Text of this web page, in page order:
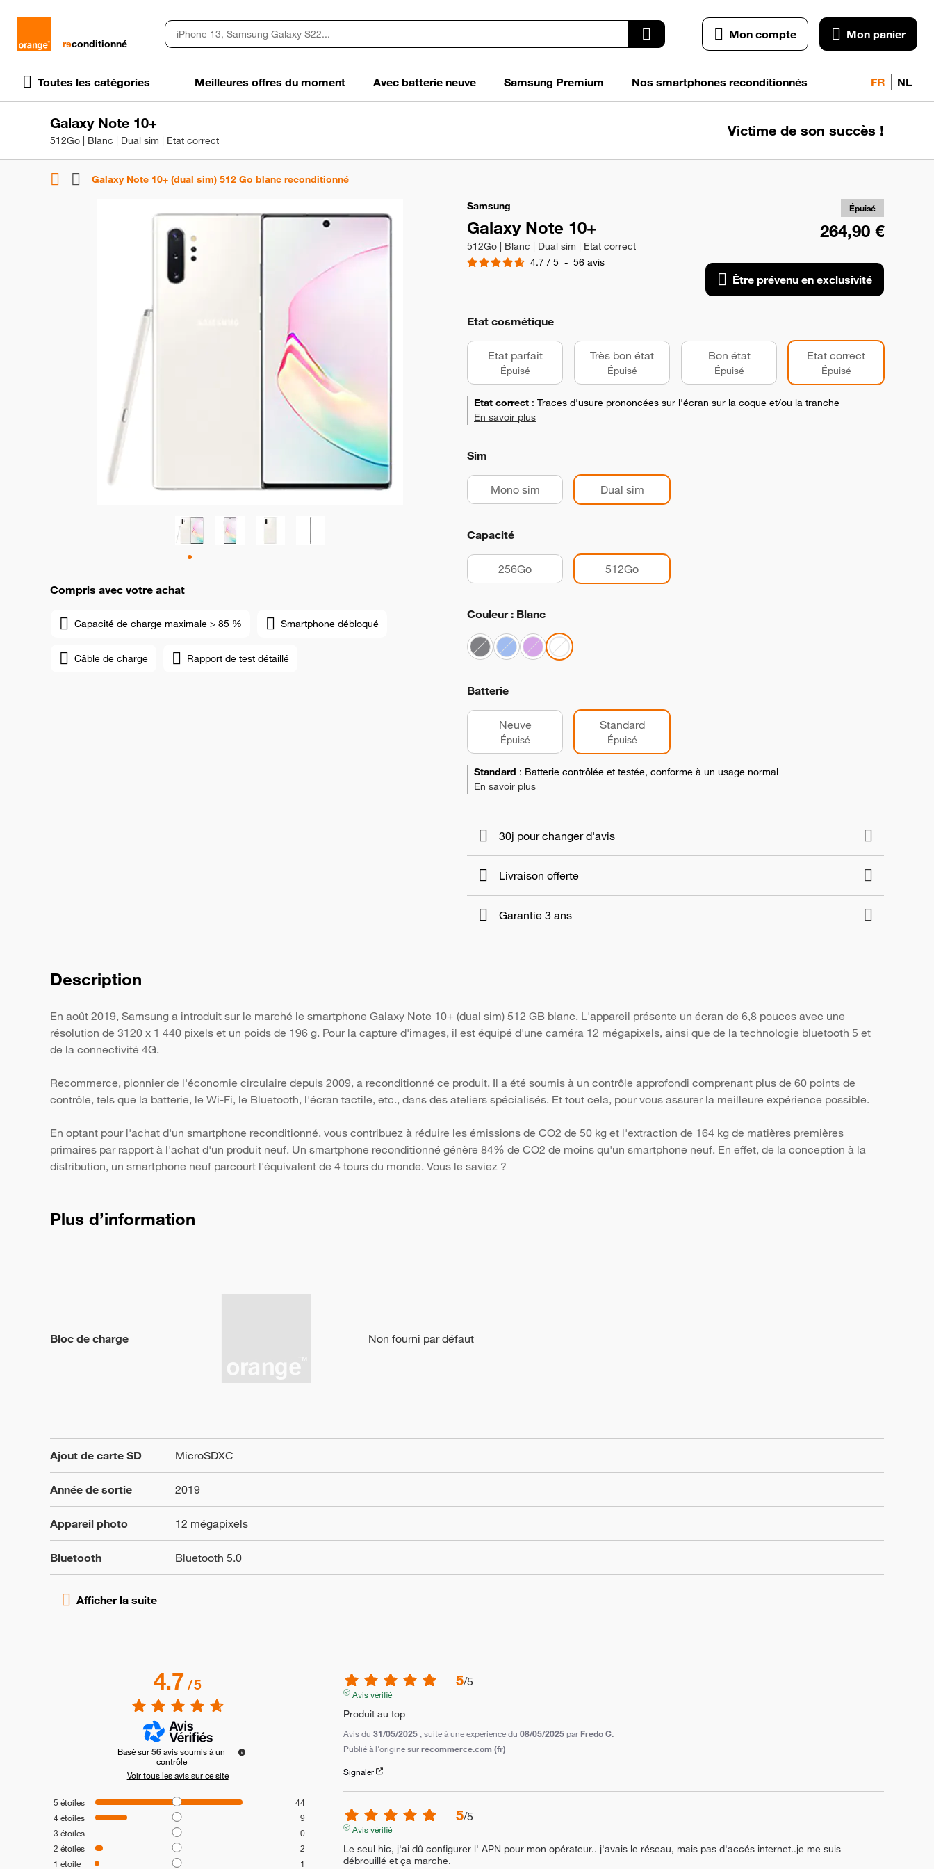
rɘconditionné
Mon compte Mon panier
Toutes les catégories Meilleures offres du moment Avec batterie neuve Samsung Premium Nos smartphones reconditionnés FR NL
Galaxy Note 10+
512Go | Blanc | Dual sim | Etat correct
Victime de son succès !
Galaxy Note 10+ (dual sim) 512 Go blanc reconditionné
Samsung
Galaxy Note 10+
512Go | Blanc | Dual sim | Etat correct
4.7 / 5 - 56 avis
Épuisé
Compris avec votre achat
Capacité de charge maximale > 85 % Smartphone débloqué
Câble de charge Rapport de test détaillé
264,90 €
Être prévenu en exclusivité
Etat cosmétique
Etat parfait
Épuisé
Très bon état
Épuisé
Bon état
Épuisé
Etat correct
Épuisé
Etat correct : Traces d'usure prononcées sur l'écran sur la coque et/ou la tranche
En savoir plus
Sim
Mono sim Dual sim
Capacité
256Go 512Go
Couleur : Blanc
Batterie
Neuve
Épuisé
Standard
Épuisé
Standard : Batterie contrôlée et testée, conforme à un usage normal
En savoir plus
30j pour changer d'avis
Livraison offerte
Garantie 3 ans
Description
En août 2019, Samsung a introduit sur le marché le smartphone Galaxy Note 10+ (dual sim) 512 GB blanc. L'appareil présente un écran de 6,8 pouces avec une
résolution de 3120 x 1 440 pixels et un poids de 196 g. Pour la capture d'images, il est équipé d'une caméra 12 mégapixels, ainsi que de la technologie bluetooth 5 et
de la connectivité 4G.
Recommerce, pionnier de l'économie circulaire depuis 2009, a reconditionné ce produit. Il a été soumis à un contrôle approfondi comprenant plus de 60 points de
contrôle, tels que la batterie, le Wi-Fi, le Bluetooth, l'écran tactile, etc., dans des ateliers spécialisés. Et tout cela, pour vous assurer la meilleure expérience possible.
En optant pour l'achat d'un smartphone reconditionné, vous contribuez à réduire les émissions de CO2 de 50 kg et l'extraction de 164 kg de matières premières
primaires par rapport à l'achat d'un produit neuf. Un smartphone reconditionné génère 84% de CO2 de moins qu'un smartphone neuf. En effet, de la conception à la
distribution, un smartphone neuf parcourt l'équivalent de 4 tours du monde. Vous le saviez ?
Plus d’information
Bloc de charge Non fourni par défaut
Ajout de carte SD MicroSDXC
Année de sortie 2019
Appareil photo 12 mégapixels
Bluetooth Bluetooth 5.0
4.7/5
Basé sur56avis soumis à un
contrôle
Voir tous les avis sur ce site
5 étoiles
44
4étoiles
9
3 étoiles
0
2 étoiles
2
1 étoile 1
5/5
Avis vérifié
Produit au top
Avis du31/05/2025 , suite à une expérience du08/05/2025 par Fredo C.
Publié à l'origine surrecommerce.com (fr)
Signaler
5/5
Avis vérifié
Le seul hic, j'ai dû configurer l' APN pour mon opérateur.. j'avais le réseau, mais pas d'accés internet..je me suis
débrouillé et ça marche.